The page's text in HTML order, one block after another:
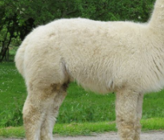
DRUK VERLICHTENDE
SLEUTELHANGERS
THEEGESCHENK